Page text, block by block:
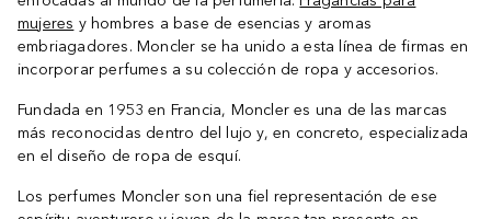
mujeres y hombres a base de esencias y aromas
embriagadores. Moncler se ha unido a esta línea de firmas en
incorporar perfumes a su colección de ropa y accesorios.
Fundada en 1953 en Francia, Moncler es una de las marcas
más reconocidas dentro del lujo y, en concreto, especializada
en el diseño de ropa de esquí.
Los perfumes Moncler son una fiel representación de ese